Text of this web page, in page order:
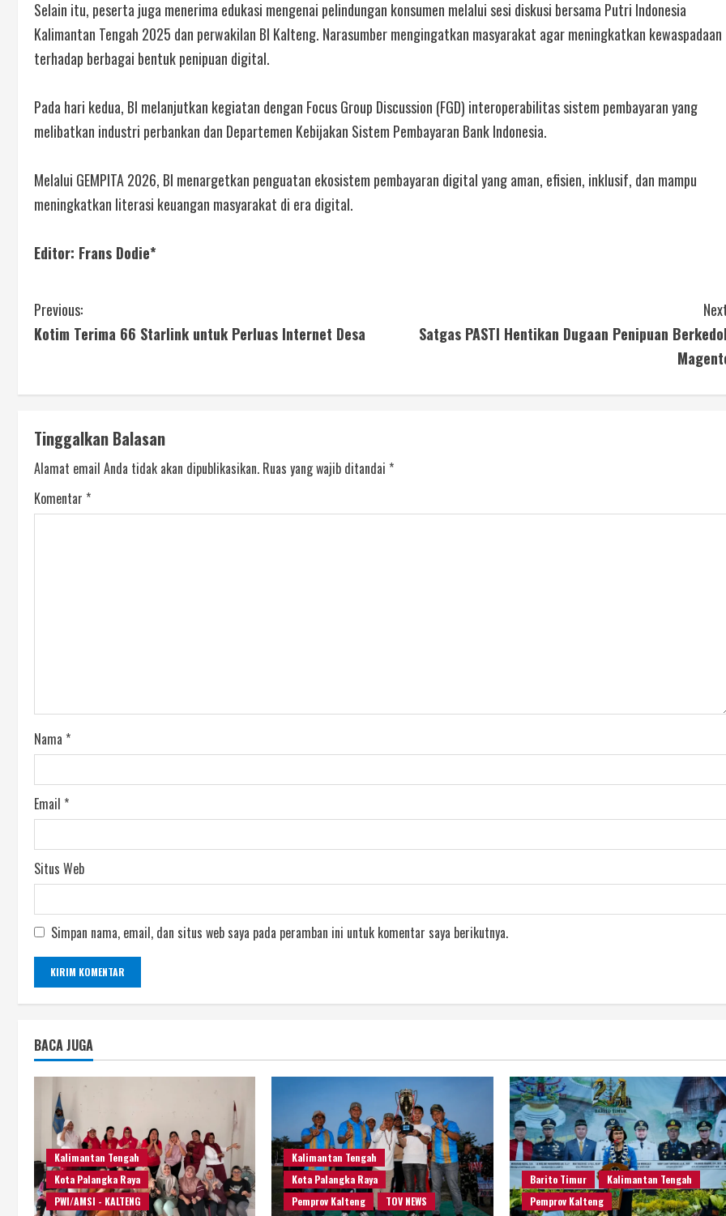
Selain itu, peserta juga menerima edukasi mengenai pelindungan konsumen melalui sesi diskusi bersama Putri Indonesia
Kalimantan Tengah 2025 dan perwakilan BI Kalteng. Narasumber mengingatkan masyarakat agar meningkatkan kewaspadaan
terhadap berbagai bentuk penipuan digital.
Pada hari kedua, BI melanjutkan kegiatan dengan Focus Group Discussion (FGD) interoperabilitas sistem pembayaran yang
melibatkan industri perbankan dan Departemen Kebijakan Sistem Pembayaran Bank Indonesia.
Melalui GEMPITA 2026, BI menargetkan penguatan ekosistem pembayaran digital yang aman, efisien, inklusif, dan mampu
meningkatkan literasi keuangan masyarakat di era digital.
Editor: Frans Dodie*
Previous:
Kotim Terima 66 Starlink untuk Perluas Internet Desa
Satgas PASTI Hentikan Dugaan Penipuan
Tinggalkan Balasan
Alamat email Anda tidak akan dipublikasikan. Ruas yang wajib ditandai *
Komentar *
Nama *
Email *
Situs Web
Simpan nama, email, dan situs web saya pada peramban ini untuk komentar saya berikutnya.
BACA JUGA
Kalimantan Tengah
Kota Palangka Raya
PWI/AMSI - KALTENG
Kalimantan Tengah
Kota Palangka Raya
Pemprov Kalteng
TOV NEWS
Barito Timur
Kalimantan Tengah
Pemprov Kalteng